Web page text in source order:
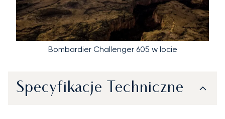
Bombardier Challenger 605 w locie
Specyfikacje Techniczne